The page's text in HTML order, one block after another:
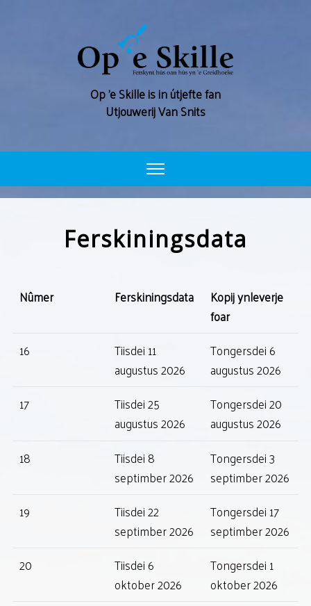
Op ’e Skille is in útjefte fan
Utjouwerij Van Snits
WOLKOM
ARGYF
FERSKININGSDATA
IT FAVORITE RESEPT
BOEKEN
POLITIKE REKLAME
Ferskiningsdata
Nûmer Ferskiningsdata
Kopij ynleverje
foar
16
Tiisdei 11
augustus 2026
Tongersdei 6
augustus 2026
17
Tiisdei 25
augustus 2026
Tongersdei 20
augustus 2026
18
Tiisdei 8
septimber 2026
Tongersdei 3
septimber 2026
19
Tiisdei 22
septimber 2026
Tongersdei 17
septimber 2026
20
Tiisdei 6
oktober 2026
Tongersdei 1
oktober 2026